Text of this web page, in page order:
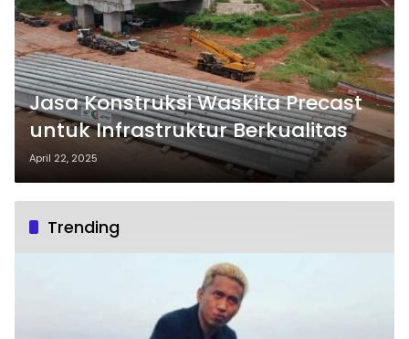
Jasa Konstruksi Waskita Precast
untuk Infrastruktur Berkualitas
April 22, 2025
Trending